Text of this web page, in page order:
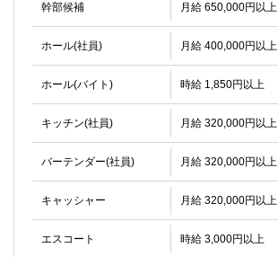
幹部候補 月給 650,000円以上
ホール(社員) 月給 400,000円以上
ホール(バイト) 時給 1,850円以上
キッチン(社員) 月給 320,000円以上
バーテンダー(社員) 月給 320,000円以上
キャッシャー 月給 320,000円以上
エスコート 時給 3,000円以上